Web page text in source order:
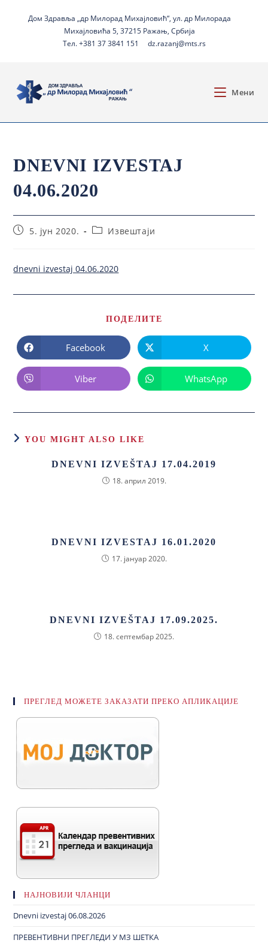
Дом Здравља „др Милорад Михајловић“, ул. др Милорада
Михајловића 5, 37215 Ражањ, Србија
Тел. +381 37 3841 151
dz.razanj@mts.rs
Мени
DNEVNI IZVESTAJ
04.06.2020
5. јун 2020. Извештаји
dnevni izvestaj 04.06.2020
ПОДЕЛИТЕ
Facebook X
Viber WhatsApp
YOU MIGHT ALSO LIKE
DNEVNI IZVEŠTAJ 17.04.2019
18. април 2019.
DNEVNI IZVESTAJ 16.01.2020
17. јануар 2020.
DNEVNI IZVEŠTAJ 17.09.2025.
18. септембар 2025.
ПРЕГЛЕД МОЖЕТЕ ЗАКАЗАТИ ПРЕКО АПЛИКАЦИЈЕ
НАЈНОВИЈИ ЧЛАНЦИ
Dnevni izvestaj 06.08.2026
ПРЕВЕНТИВНИ ПРЕГЛЕДИ У МЗ ШЕТКА